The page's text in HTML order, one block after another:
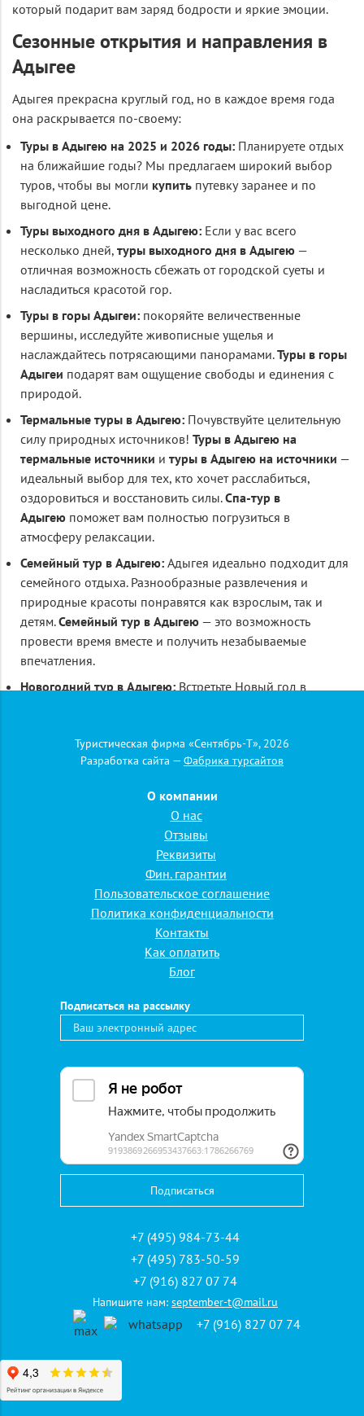
который подарит вам заряд бодрости и яркие эмоции.
Сезонные открытия и направления в
Адыгее
Адыгея прекрасна круглый год, но в каждое время года
она раскрывается по-своему:
Туры в Адыгею на 2025 и 2026 годы: Планируете отдых
на ближайшие годы? Мы предлагаем широкий выбор
туров, чтобы вы могли купить путевку заранее и по
выгодной цене.
Туры выходного дня в Адыгею: Если у вас всего
несколько дней, туры выходного дня в Адыгею —
отличная возможность сбежать от городской суеты и
насладиться красотой гор.
Туры в горы Адыгеи: покоряйте величественные
вершины, исследуйте живописные ущелья и
наслаждайтесь потрясающими панорамами.Туры в горы
Адыгеи подарят вам ощущение свободы и единения с
природой.
Термальные туры в Адыгею: Почувствуйте целительную
силу природных источников! Туры в Адыгею на
термальные источники и туры в Адыгею на источники —
идеальный выбор для тех, кто хочет расслабиться,
оздоровиться и восстановить силы.Спа-тур в
Адыгею поможет вам полностью погрузиться в
атмосферу релаксации.
Семейный тур в Адыгею: Адыгея идеально подходит для
семейного отдыха. Разнообразные развлечения и
природные красоты понравятся как взрослым, так и
детям.Семейный тур в Адыгею — это возможность
провести время вместе и получить незабываемые
впечатления.
Новогодний тур в Адыгею:Встретьте Новый год в
незабываемые впечатления.
Для жителей столицы и гостей города
— это реальная возможность совершить
путешествие мечты. «Сентябрь-Т» позаботится о вашем
Купить тур в Адыгеюлегко: мы предлагаем
разнообразные варианты — от коротких поездок до
полноценного отпуска.
помогут вамподобратьтур, отвечающий всем вашим
пожеланиям, будь тоэкскурсионный тур в Адыгею
оздоровительный или активный отдых.
Забронироватьбез лишних хлопот:Забронировать
Адыгею просто — доверьтесь профессионалам
Не упустите шанс открыть для себя этот удивительный
край! «Сентябрь-Т» — ваш проводник в мир
незабываемых путешествий по
подобратьизабронировать
Туры в Адыгею 2025
27000 руб.
Экскурсионные туры в Адыгею
ЦЕНА ОТ
Туристическая фирма «Сентябрь-Т», 2026
Разработка сайта — Фабрика турсайтов
О компании
О нас
Отзывы
Реквизиты
Фин. гарантии
Пользовательское соглашение
Политика конфиденциальности
Контакты
Как оплатить
Блог
Подписаться на рассылку
+7 (495) 984-73-44
+7 (495) 783-50-59
+7 (916) 827 07 74
Напишите нам: september-t@mail.ru
+7 (916) 827 07 74